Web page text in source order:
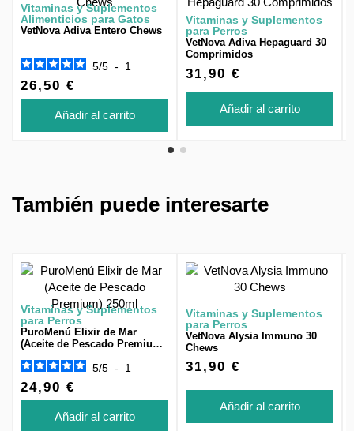
Vitaminas y Suplementos
Alimenticios para Gatos
VetNova Adiva Entero Chews
5/5 - 1
26,50 €
Añadir al carrito
Vitaminas y Suplementos
para Perros
VetNova Adiva Hepaguard 30
Comprimidos
31,90 €
Añadir al carrito
También puede interesarte
Vitaminas y Suplementos
para Perros
PuroMenú Elixir de Mar
(Aceite de Pescado Premium)
5/5 - 1
24,90 €
Añadir al carrito
Vitaminas y Suplementos
para Perros
VetNova Alysia Immuno 30
Chews
31,90 €
Añadir al carrito